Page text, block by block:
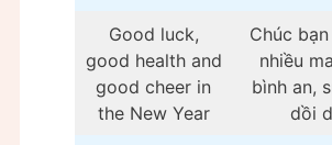
Good luck,
good health and
good cheer in
the New Year
Chúc
nhiều
bình an,
dồi